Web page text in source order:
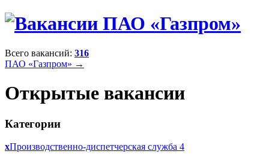
Всего вакансий: 316
ПАО «Газпром» →
Открытые вакансии
Категории
xПроизводственно-диспетчерская служба 4